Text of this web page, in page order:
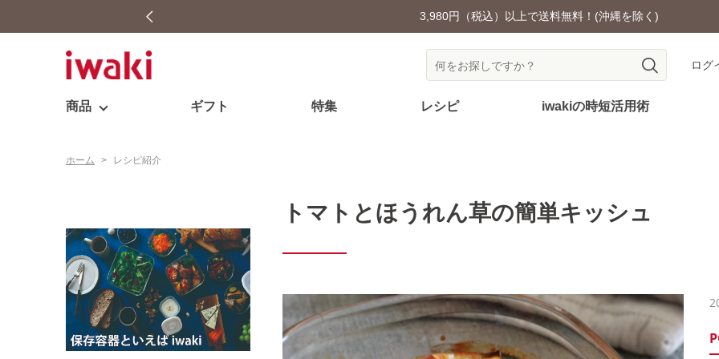
3,980円（税込）以上で送料無料！(沖縄を除く)
ログ
商品 ギフト 特集 レシピ iwakiの時短活用術
ホーム > レシピ紹介
トマトとほうれん草の簡単キッシュ